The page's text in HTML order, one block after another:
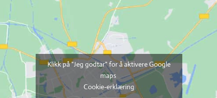
Klikk på "Jeg godtar" for å aktivere Google
maps
Cookie-erklæring